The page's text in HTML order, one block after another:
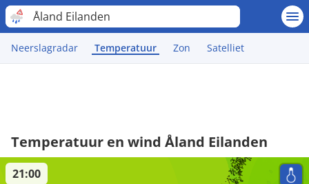
Åland Eilanden
Neerslagradar Temperatuur Zon Satelliet
Temperatuur en wind Åland Eilanden
21:00